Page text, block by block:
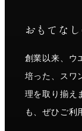
おもてな
創業以来、ウ
培った、スワ
理を取り揃え
も、ぜひご利